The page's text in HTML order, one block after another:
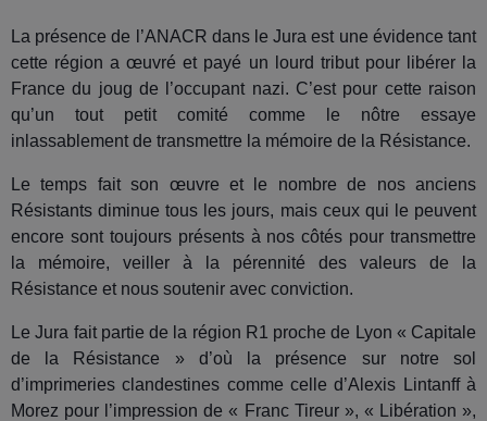
La présence de l’ANACR dans le Jura est une évidence tant
cette région a œuvré et payé un lourd tribut pour libérer la
France du joug de l’occupant nazi. C’est pour cette raison
qu’un tout petit comité comme le nôtre essaye
inlassablement de transmettre la mémoire de la Résistance.
Le temps fait son œuvre et le nombre de nos anciens
Résistants diminue tous les jours, mais ceux qui le peuvent
encore sont toujours présents à nos côtés pour transmettre
la mémoire, veiller à la pérennité des valeurs de la
Résistance et nous soutenir avec conviction.
Le Jura fait partie de la région R1 proche de Lyon « Capitale
de la Résistance » d’où la présence sur notre sol
d’imprimeries clandestines comme celle d’Alexis Lintanff à
Morez pour l’impression de « Franc Tireur », « Libération »,